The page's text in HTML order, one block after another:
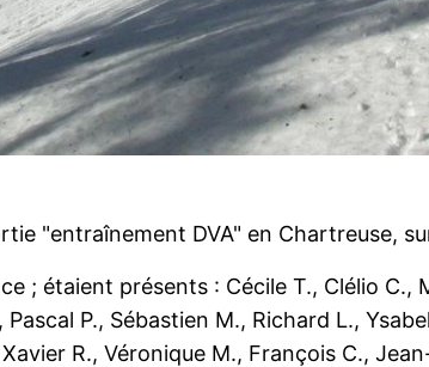
"entraînement DVA" en Chartreuse,
; étaient présents : Cécile T., Clélio C.,
P., Sébastien M., Richard L.,
R., Véronique M., François C.,